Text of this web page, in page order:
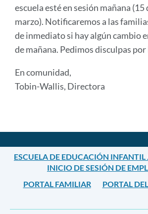
escuela esté en sesión mañana (15
marzo). Notificaremos a las
de inmediato si hay algún cambio
de mañana. Pedimos disculpas
En comunidad,
Tobin-Wallis, Directora
ESCUELA DE EDUCACIÓN
INICIO DE SESIÓN DE
PORTAL FAMILIAR
PORTAL